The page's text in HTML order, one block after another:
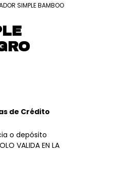
SIMPLE BAMBOO
o depósito
VALIDA EN LA